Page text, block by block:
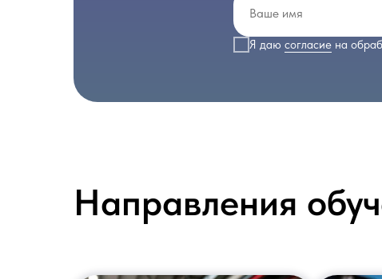
Я даю согласие на
Направления